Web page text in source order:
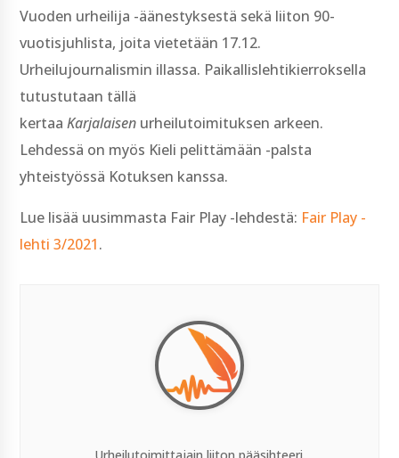
Vuoden urheilija -äänestyksestä sekä liiton 90-
vuotisjuhlista, joita vietetään 17.12.
Urheilujournalismin illassa. Paikallislehtikierroksella
tutustutaan tällä
kertaaKarjalaisen urheilutoimituksen arkeen.
Lehdessä on myös Kieli pelittämään -palsta
yhteistyössä Kotuksen kanssa.
Lue lisää uusimmasta Fair Play -lehdestä: Fair Play -
lehti 3/2021.